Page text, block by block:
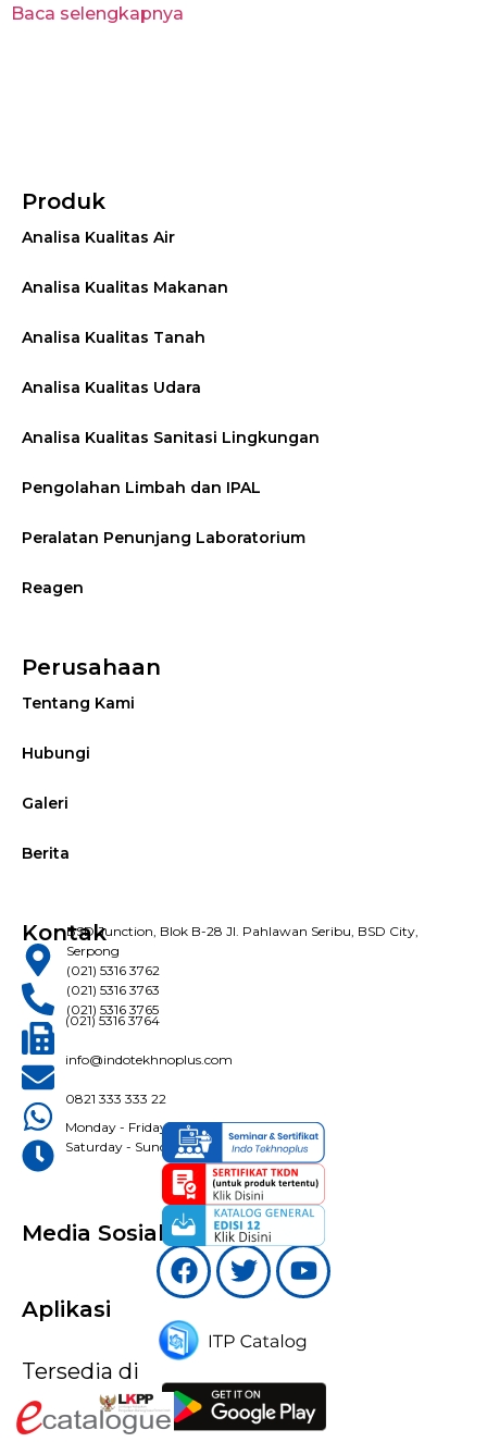
Baca selengkapnya
Produk
Analisa Kualitas Air
Analisa Kualitas Makanan
Analisa Kualitas Tanah
Analisa Kualitas Udara
Analisa Kualitas Sanitasi Lingkungan
Pengolahan Limbah dan IPAL
Peralatan Penunjang Laboratorium
Reagen
Perusahaan
Tentang Kami
Hubungi
Galeri
Berita
KontakBSD Junction, Blok B-28 Jl. Pahlawan Seribu, BSD City,
Serpong
(021) 5316 3762
(021) 5316 3763
(021) 5316 3765
(021) 5316 3764
info@indotekhnoplus.com
0821 333 333 22
Monday - Friday: 08:30 - 16:30 WIB
Saturday - Sunday: Closed
Media Sosial
Aplikasi
Tersedia di